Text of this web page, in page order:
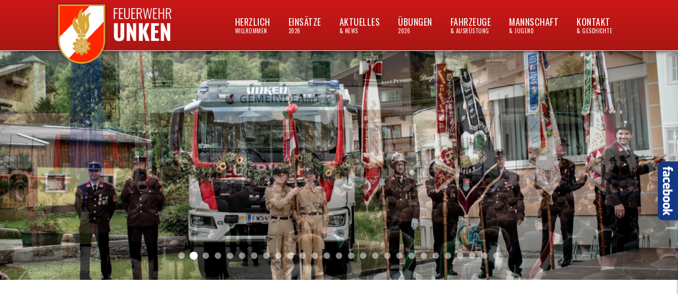
HERZLICH
WILLKOMMEN
EINSÄTZE
2026
AKTUELLES
& NEWS
ÜBUNGEN
2026
FAHRZEUGE
& AUSRÜSTUNG
MANNSCHAFT
& JUGEND
KONTAKT
& GESCHICHTE
Aktuell 046Aktuell 047
Start 011Aktuell 044
Aktuell 043
Aktuell 041
Aktuell 042
Aktuell 035
Aktuell 031
Aktuell 032
Aktuell 033
Aktuell 029
Aktuell 027
Aktuell 026
Start 013Aktuell 024
Aktuell 019
Auto 010Start 010
Start 002Auto 002Auto 009Auto 006Start 008Start 005
Start 003Start 006